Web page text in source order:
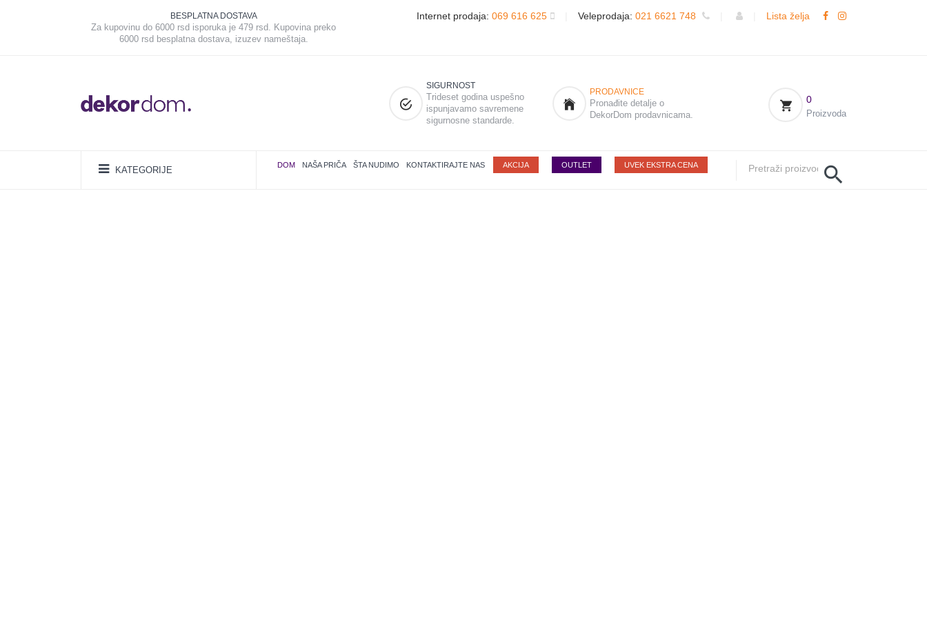
BESPLATNA DOSTAVA
Za kupovinu do 6000 rsd isporuka je 479 rsd. Kupovina preko
6000 rsd besplatna dostava, izuzev nameštaja.
Internet prodaja: 069 616 625 Veleprodaja: 021 6621 748 Lista želja
SIGURNOST
Trideset godina uspešno
ispunjavamo savremene
sigurnosne standarde.
PRODAVNICE
Pronađite detalje o
DekorDom prodavnicama.
0
Proizvoda
KATEGORIJE DOM NAŠA PRIČA ŠTA NUDIMO KONTAKTIRAJTE NAS AKCIJA OUTLET UVEK EKSTRA CENA